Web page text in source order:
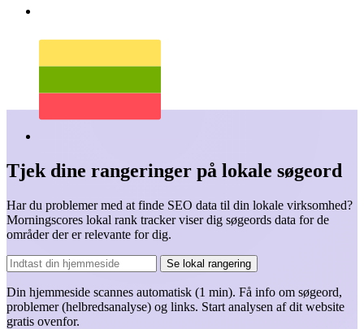
Tjek dine rangeringer på lokale søgeord
Har du problemer med at finde SEO data til din lokale virksomhed?
Morningscores lokal rank tracker viser dig søgeords data for de
områder der er relevante for dig.
Se lokal rangering
Din hjemmeside scannes automatisk (1 min). Få info om søgeord,
problemer(helbredsanalyse) og links. Start analysen af dit website
gratis ovenfor.